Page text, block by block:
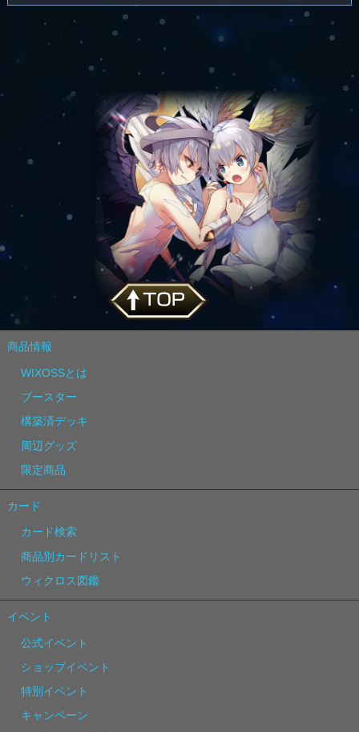
商品情報
WIXOSSとは
ブースター
構築済デッキ
周辺グッズ
限定商品
カード
カード検索
商品別カードリスト
ウィクロス図鑑
イベント
公式イベント
ショップイベント
特別イベント
キャンペーン